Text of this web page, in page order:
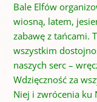
Bale Elfów
wiosną, latem,
zabawę z tańcami.
wszystkim
naszych serc –
Wdzięczność za
Niej i zwrócenia ku